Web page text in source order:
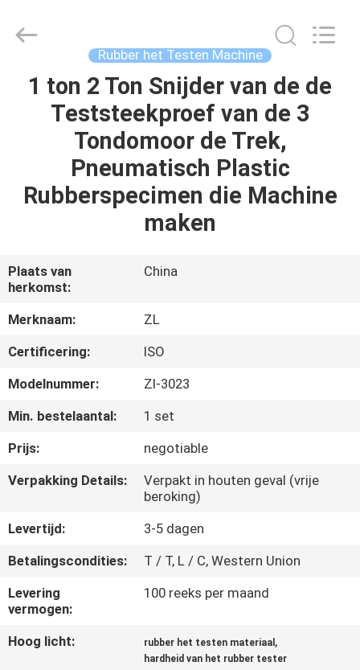
HUIS
PRODUCTEN
VIDEOS
ONS
FABRIEKSREIS
CONTACTEER
ONS
VERZOEK
CITAAT
Technology
Reserved.
Rubber het Testen Machine
1 ton 2 Ton Snijder van de de
Teststeekproef van de 3
Tondomoor de Trek,
Pneumatisch Plastic
Rubberspecimen die Machine
maken
Plaats van
herkomst:
China
Merknaam:
ZL
Certificering:
ISO
Modelnummer:
Zl-3023
Min. bestelaantal:
1 set
Prijs:
negotiable
Verpakking Details:
Verpakt in houten geval (vrije
beroking)
Levertijd:
3-5 dagen
Betalingscondities:
T / T, L / C, Western Union
Levering
vermogen:
100 reeks per maand
Hoog licht: rubber het testen materiaal ,
hardheid van het rubber tester